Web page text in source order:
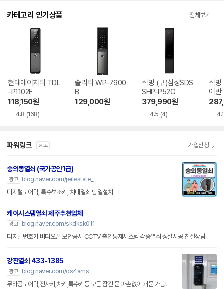
카테고리 인기상품 전체보기
현대에이치티 TDL
-P1102F
118,150원
4.8 (168)
솔리티 WP-7900
B
129,000원
직방 (구)삼성SDS
SHP-P52G
379,990원
4.5 (4)
직방
어
4.1
파워링크 광고 가입신청
숭의동열쇠 (국가공인1급)
광고
blog.naver.com/jeilestate_
디지털도어락, 특수보조키, 치매열쇠 당일설치
케이시스템열쇠 제주추천업체
광고
blog.naver.com/skdksk011
디지털번호키 비디오폰 보안공사 CCTV 출입통제시스템 각종열쇠 성실시공 친절상담
강진열쇠 433-1385
광고
blog.naver.com/ds4ams
무타공도어락,전자키,차키,특수키등 모든 잠긴 문 파손없이 개문 가능!